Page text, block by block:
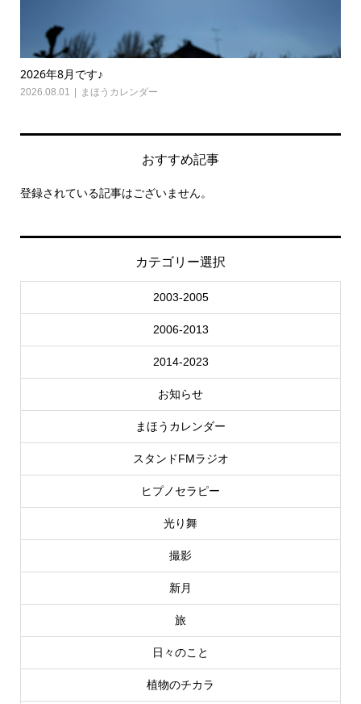
2026年7月です♪
2026.07.01 まほうカレンダー
おすすめ記事
登録されている記事はございません。
カテゴリー選択
2003-2005
2006-2013
2014-2023
お知らせ
まほうカレンダー
スタンドFMラジオ
ヒプノセラピー
光り舞
撮影
新月
旅
日々のこと
植物のチカラ